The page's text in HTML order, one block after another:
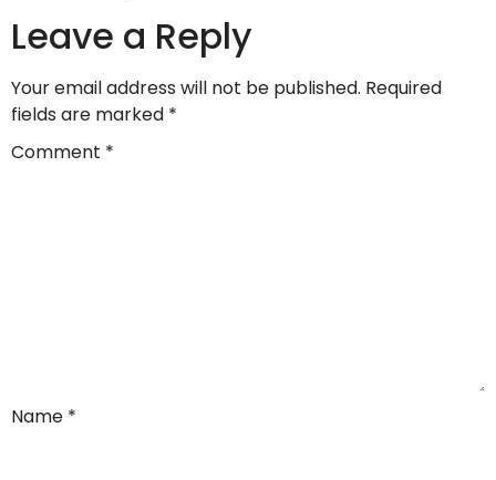
Leave a Reply
Your email address will not be published. Required
fields are marked *
Comment *
Name *